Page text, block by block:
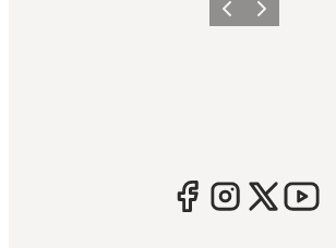
ForrigeNæste